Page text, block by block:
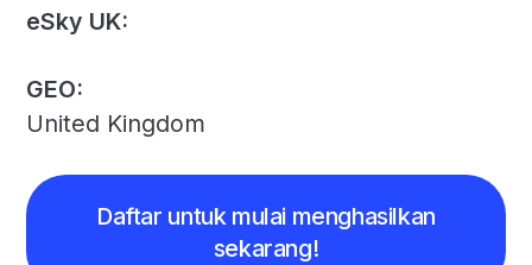
eSky UK:
GEO:
United Kingdom
Daftar untuk mulai menghasilkan
sekarang!